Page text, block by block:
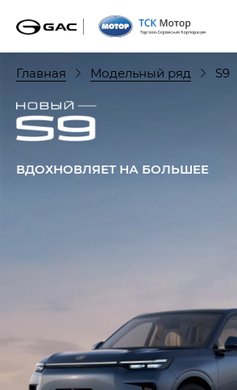
Главная Модельный ряд S9
ВДОХНОВЛЯЕТ НА БОЛЬШЕЕ